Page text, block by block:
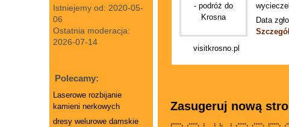
Istniejemy od: 2020-05-
06
Ostatnia moderacja:
2026-07-14
Polecamy:
Laserowe rozbijanie
kamieni nerkowych
dresy welurowe damskie
visitkrosno.pl
Data
Zasugeruj nową
****** ***** * * * * ***** ***** ******